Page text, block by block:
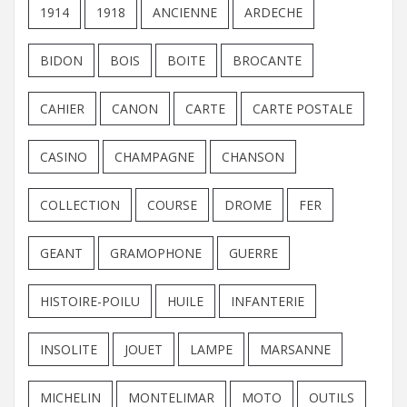
1914 1918 ANCIENNE ARDECHE
BIDON BOIS BOITE BROCANTE
CAHIER CANON CARTE CARTE POSTALE
CASINO CHAMPAGNE CHANSON
COLLECTION COURSE DROME FER
GEANT GRAMOPHONE GUERRE
HISTOIRE-POILU HUILE INFANTERIE
INSOLITE JOUET LAMPE MARSANNE
MICHELIN MONTELIMAR MOTO OUTILS